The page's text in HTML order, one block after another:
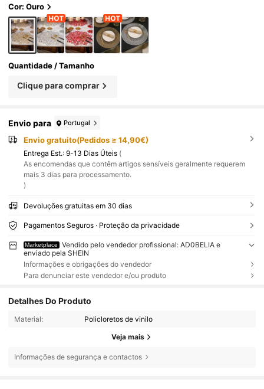
eis de limpar, antiderrapantes e resistentes a
o calor, adequados para decoração de mesa, f
estas, casamentos, Natal, Halloween e Ação d
e Graças
Cor: Ouro
Quantidade / Tamanho
Clique para comprar
Envio para Portugal
Envio gratuito(Pedidos ≥ 14,90€)
Entrega Est.: 9-13 Dias Úteis (
As encomendas que contêm artigos sensíveis geralmente requerem
mais 3 dias para processamento.
)
Devoluções gratuitas em 30 dias
Pagamentos Seguros · Proteção da privacidade
Marketplace
Vendido pelo vendedor profissional: AD0BELIA e
enviado pela SHEIN
Informações e obrigações do vendedor
Para denunciar este vendedor e/ou produto
Detalhes Do Produto
Material: Policloretos de vinilo
Veja mais
Informações de segurança e contactos